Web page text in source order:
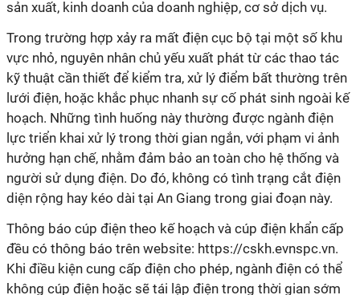
sản xuất, kinh doanh của doanh nghiệp, cơ sở dịch vụ.
Trong trường hợp xảy ra mất điện cục bộ tại một số khu
vực nhỏ, nguyên nhân chủ yếu xuất phát từ các thao tác
kỹ thuật cần thiết để kiểm tra, xử lý điểm bất thường trên
lưới điện, hoặc khắc phục nhanh sự cố phát sinh ngoài kế
hoạch. Những tình huống này thường được ngành điện
lực triển khai xử lý trong thời gian ngắn, với phạm vi ảnh
hưởng hạn chế, nhằm đảm bảo an toàn cho hệ thống và
người sử dụng điện. Do đó, không có tình trạng cắt điện
diện rộng hay kéo dài tại An Giang trong giai đoạn này.
Thông báo cúp điện theo kế hoạch và cúp điện khẩn cấp
đều có thông báo trên website: https://cskh.evnspc.vn.
Khi điều kiện cung cấp điện cho phép, ngành điện có thể
không cúp điện hoặc sẽ tái lập điện trong thời gian sớm